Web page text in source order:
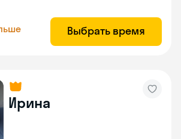
Выбрать время
Ирина